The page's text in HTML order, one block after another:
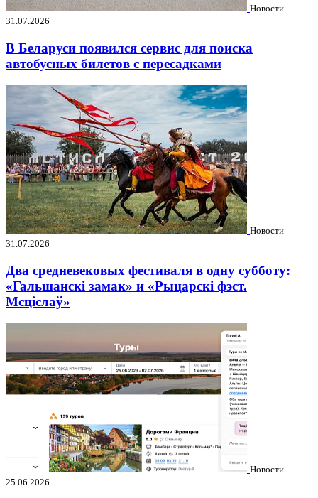
Новости
31.07.2026
В Беларуси появился сервис для поиска
автобусных билетов с пересадками
Новости
31.07.2026
Два средневековых фестиваля в одну субботу:
«Гальшанскі замак» и «Рыцарскі фэст.
Мсціслаў»
Новости
25.06.2026